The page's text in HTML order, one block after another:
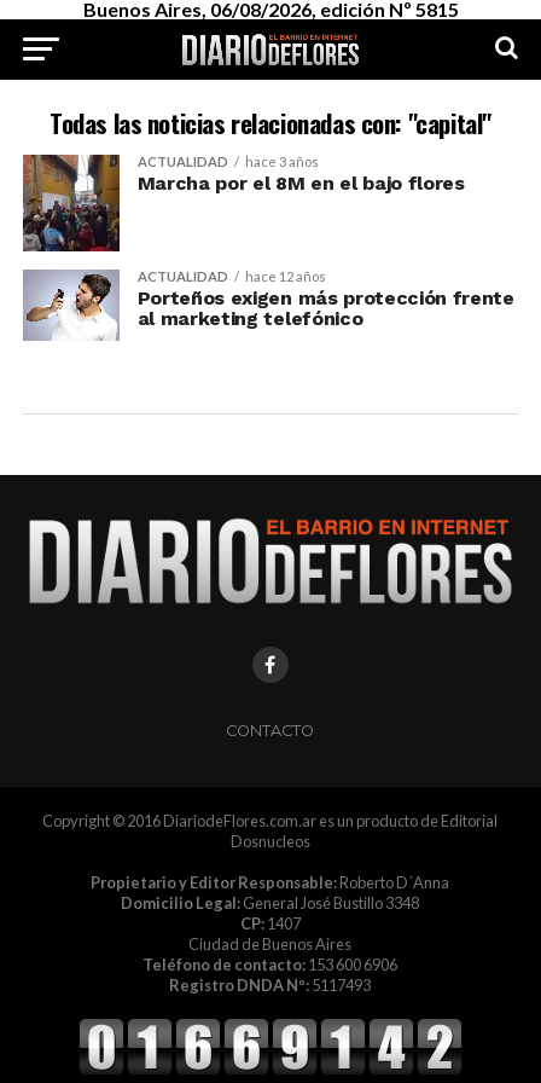
Buenos Aires, 06/08/2026, edición Nº 5815
Todas las noticias relacionadas con: "capital"
ACTUALIDAD hace 3 años
Marcha por el 8M en el bajo flores
ACTUALIDAD hace 12 años
Porteños exigen más protección frente
al marketing telefónico
CONTACTO
Copyright © 2016 DiariodeFlores.com.ar es un producto de Editorial
Dosnucleos
Propietario y Editor Responsable:Roberto D´Anna
Domicilio Legal:General José Bustillo 3348
CP:1407
Ciudad de Buenos Aires
Teléfono de contacto:153 600 6906
Registro DNDA Nº:5117493